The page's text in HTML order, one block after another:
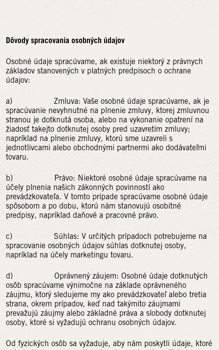
Dôvody spracovania osobných údajov
Osobné údaje spracúvame, ak existuje niektorý z právnych
základov stanovených v platných predpisoch o ochrane
údajov:
a) Zmluva: Vaše osobné údaje spracúvame, ak je
spracúvanie nevyhnutné na plnenie zmluvy, ktorej zmluvnou
stranou je dotknutá osoba, alebo na vykonanie opatrení na
žiadosť takejto dotknutej osoby pred uzavretím zmluvy;
napríklad na plnenie zmluvy, ktorú sme uzavreli s
jednotlivcami alebo obchodnými partnermi ako dodávateľmi
tovaru.
b) Právo: Niektoré osobné údaje spracúvame na
účely plnenia našich zákonných povinností ako
prevádzkovateľa. V tomto prípade spracúvame osobné údaje
spôsobom a po dobu, ktorú nám stanovujú osobitné
predpisy, napríklad daňové a pracovné právo.
c) Súhlas: V určitých prípadoch potrebujeme na
spracovanie osobných údajov súhlas dotknutej osoby,
napríklad na účely marketingu tovaru.
d) Oprávnený záujem: Osobné údaje dotknutých
osôb spracúvame výnimočne na základe oprávneného
záujmu, ktorý sledujeme my ako prevádzkovateľ alebo tretia
strana, okrem prípadov, keď nad takýmito záujmami
prevažujú záujmy alebo základné práva a slobody dotknutej
osoby, ktoré si vyžadujú ochranu osobných údajov.
Od fyzických osôb sa vyžaduje, aby nám poskytli údaje, ktoré